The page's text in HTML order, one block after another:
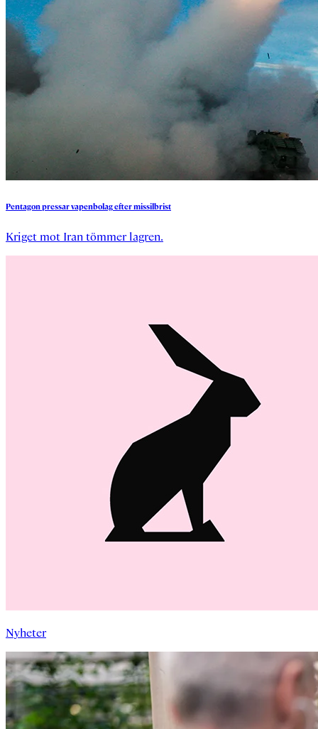
Pentagonpressarvapenbolageftermissilbrist
Kriget mot Iran tömmer lagren.
Nyheter